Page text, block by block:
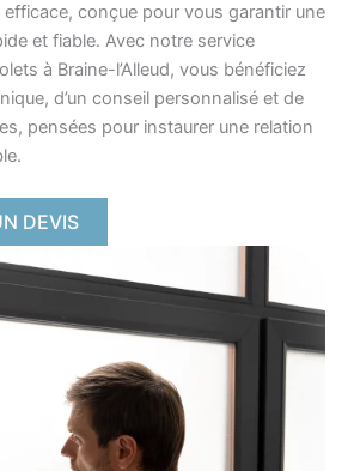
conçue pour vous garantir une
et fiable. Avec notre service
à Braine-l’Alleud, vous bénéficiez
d’un conseil personnalisé et de
pensées pour instaurer une relation
DEVIS